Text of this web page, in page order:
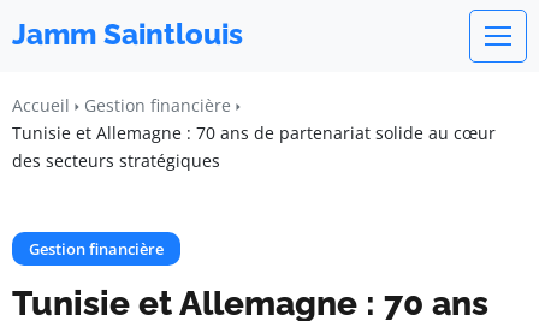
Jamm Saintlouis
Accueil
Gestion financière
Tunisie et Allemagne : 70 ans de partenariat solide au cœur
des secteurs stratégiques
Gestion financière
Tunisie et Allemagne : 70 ans